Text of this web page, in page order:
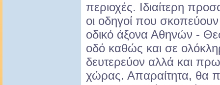
περιοχές. Ιδιαίτερη
οι οδηγοί που
οδικό άξονα Αθηνών -
οδό καθώς και σε
δευτερεύον αλλά και
χώρας. Απαραίτητα, θα